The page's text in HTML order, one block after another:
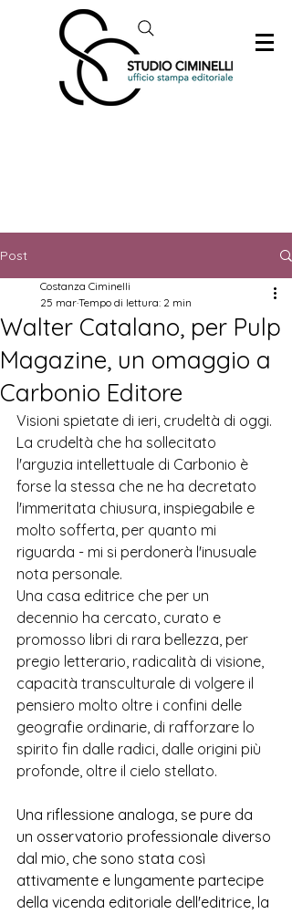
Post
Walter Catalano, per Pulp
Magazine, un omaggio a
Carbonio Editore
Costanza Ciminelli
25 marTempo di lettura: 2 min
Visioni spietate di ieri, crudeltà di oggi.
La crudeltà che ha sollecitato
l'arguzia intellettuale di Carbonio è
forse la stessa che ne ha decretato
l'immeritata chiusura, inspiegabile e
molto sofferta, per quanto mi
riguarda - mi si perdonerà l'inusuale
nota personale.
Una casa editrice che per un
decennio ha cercato, curato e
promosso libri di rara bellezza, per
pregio letterario, radicalità di visione,
capacità transculturale di volgere il
pensiero molto oltre i confini delle
geografie ordinarie, di rafforzare lo
spirito fin dalle radici, dalle origini più
profonde, oltre il cielo stellato.
Una riflessione analoga, se pure da
un osservatorio professionale diverso
dal mio, che sono stata così
attivamente e lungamente partecipe
della vicenda editoriale dell'editrice, la